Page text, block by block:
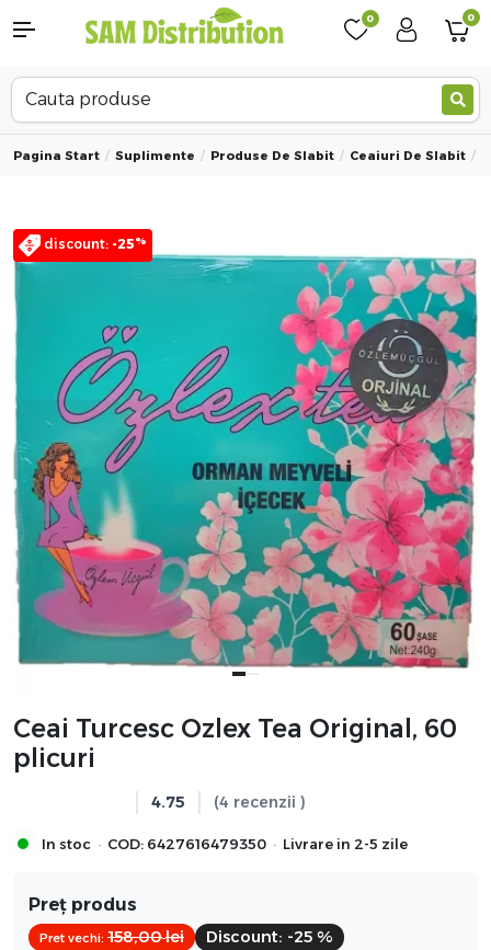
0 0
Pagina Start Suplimente Produse De Slabit Ceaiuri De Slabit
discount: -25%
Ceai Turcesc Ozlex Tea Original, 60
plicuri
4.75 (4 recenzii )
In stoc · COD: 6427616479350 · Livrare in 2-5 zile
Preț produs
Pret vechi: 158,00lei Discount: -25 %